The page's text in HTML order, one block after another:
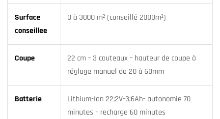
Surface
conseillee
0 à 3000 m² (conseillé 2000m²)
Coupe
22 cm – 3 couteaux – hauteur de coupe à
réglage manuel de 20 à 60mm
Batterie
Lithium-Ion 22;2V-3;6Ah- autonomie 70
minutes – recharge 60 minutes